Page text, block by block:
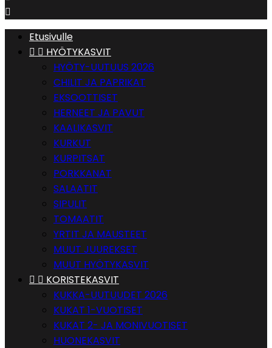

Etusivulle
  HYÖTYKASVIT
HYÖTY-UUTUUS 2026
CHILIT JA PAPRIKAT
EKSOOTTISET
HERNEET JA PAVUT
KAALIKASVIT
KURKUT
KURPITSAT
PORKKANAT
SALAATIT
SIPULIT
TOMAATIT
YRTIT JA MAUSTEET
MUUT JUUREKSET
MUUT HYÖTYKASVIT
  KORISTEKASVIT
KUKKA-UUTUUDET 2026
KUKAT 1-VUOTISET
KUKAT 2- JA MONIVUOTISET
HUONEKASVIT